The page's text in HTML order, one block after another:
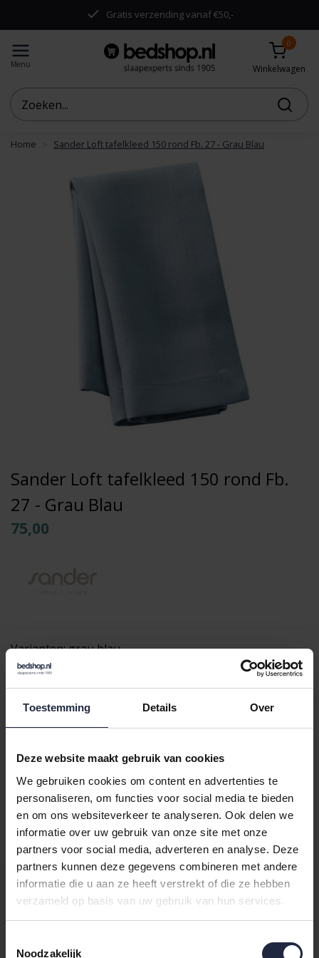
Toestemming Details Over
Deze website maakt gebruik van cookies
We gebruiken cookies om content en advertenties te
personaliseren, om functies voor social media te bieden
en om ons websiteverkeer te analyseren. Ook delen we
informatie over uw gebruik van onze site met onze
partners voor social media, adverteren en analyse. Deze
partners kunnen deze gegevens combineren met andere
informatie die u aan ze heeft verstrekt of die ze hebben
verzameld op basis van uw gebruik van hun services.
Noodzakelijk
Gratis verzending vanaf €50,-
Menu
0
Winkelwagen
Home Sander Loft tafelkleed 150 rond Fb. 27 - Grau Blau
Sander Loft tafelkleed 150 rond Fb.
27 - Grau Blau
75,00
Varianten:grau blau
Loading...
Loading...
Binnen 24 uur verstuurd
Gratis retourneren vanaf €100,-
Achteraf betalen mogelijk
Productomschrijving
tafelkleed heeft een fijn geweven structuur en een fraaie